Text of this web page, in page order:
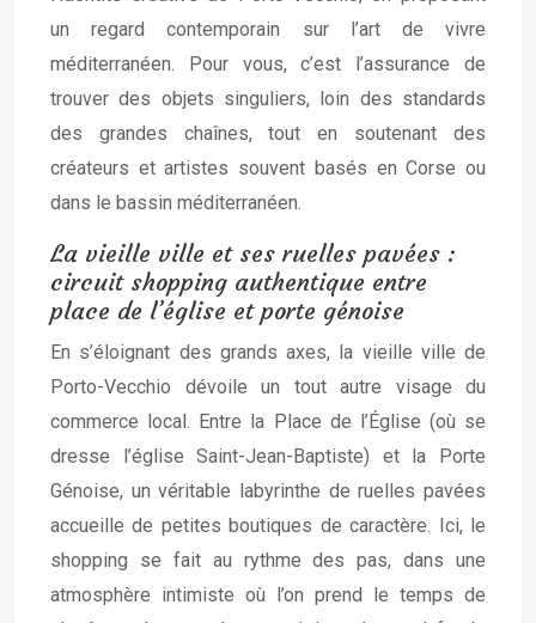
un regard contemporain sur l’art de vivre
méditerranéen. Pour vous, c’est l’assurance de
trouver des objets singuliers, loin des standards
des grandes chaînes, tout en soutenant des
créateurs et artistes souvent basés en Corse ou
dans le bassin méditerranéen.
La vieille ville et ses ruelles pavées :
circuit shopping authentique entre
place de l’église et porte génoise
En s’éloignant des grands axes, la vieille ville de
Porto-Vecchio dévoile un tout autre visage du
commerce local. Entre la Place de l’Église (où se
dresse l’église Saint-Jean-Baptiste) et la Porte
Génoise, un véritable labyrinthe de ruelles pavées
accueille de petites boutiques de caractère. Ici, le
shopping se fait au rythme des pas, dans une
atmosphère intimiste où l’on prend le temps de